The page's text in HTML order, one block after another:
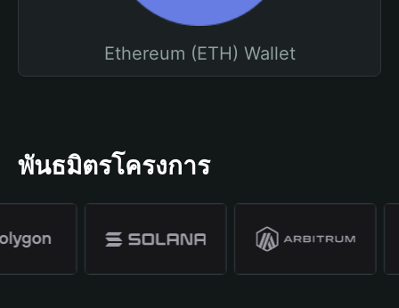
Ethereum (ETH) Wallet
พันธมิตรโครงการ